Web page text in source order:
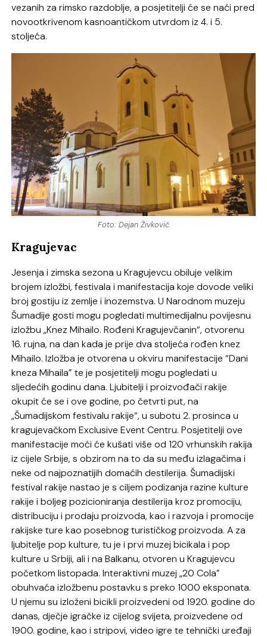
vezanih za rimsko razdoblje, a posjetitelji će se naći pred
novootkrivenom kasnoantičkom utvrdom iz 4. i 5.
stoljeća.
Foto: Dejan Živković
Kragujevac
Jesenja i zimska sezona u Kragujevcu obiluje velikim
brojem izložbi, festivala i manifestacija koje dovode veliki
broj gostiju iz zemlje i inozemstva. U Narodnom muzeju
Šumadije gosti mogu pogledati multimedijalnu povijesnu
izložbu „Knez Mihailo. Rođeni Kragujevčanin“, otvorenu
16. rujna, na dan kada je prije dva stoljeća rođen knez
Mihailo. Izložba je otvorena u okviru manifestacije “Dani
kneza Mihaila” te je posjetitelji mogu pogledati u
sljedećih godinu dana. Ljubitelji i proizvođači rakije
okupit će se i ove godine, po četvrti put, na
„Šumadijskom festivalu rakije“, u subotu 2. prosinca u
kragujevačkom Exclusive Event Centru. Posjetitelji ove
manifestacije moći će kušati više od 120 vrhunskih rakija
iz cijele Srbije, s obzirom na to da su među izlagačima i
neke od najpoznatijih domaćih destilerija. Šumadijski
festival rakije nastao je s ciljem podizanja razine kulture
rakije i boljeg pozicioniranja destilerija kroz promociju,
distribuciju i prodaju proizvoda, kao i razvoja i promocije
rakijske ture kao posebnog turističkog proizvoda. A za
ljubitelje pop kulture, tu je i prvi muzej bicikala i pop
kulture u Srbiji, ali i na Balkanu, otvoren u Kragujevcu
početkom listopada. Interaktivni muzej „20 Cola”
obuhvaća izložbenu postavku s preko 1000 eksponata.
U njemu su izloženi bicikli proizvedeni od 1920. godine do
danas, dječje igračke iz cijelog svijeta, proizvedene od
1900. godine, kao i stripovi, video igre te tehnički uređaji